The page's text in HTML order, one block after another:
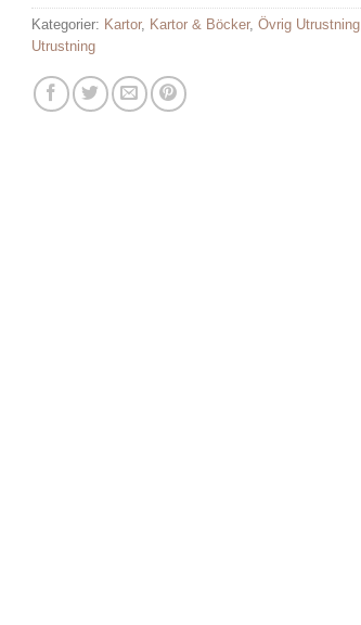
Kategorier: Kartor, Kartor & Böcker, Övrig Utrustning
Utrustning